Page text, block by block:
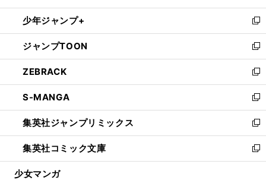
開
く
ウ
で
開
く
ン
ド
ウ
で
開
く
ウ
ィ
ン
ド
ウ
で
開
く
し
い
ウ
ィ
ン
ド
ウ
で
開
く
少年ジャンプ+
新
し
い
ウ
ィ
ン
ド
ウ
で
開
く
ジャンプTOON
新
し
い
ウ
ィ
ン
ド
ウ
で
開
ZEBRACK
新
し
い
ウ
ィ
ン
ド
ウ
S-MANGA
新
し
い
ウ
ィ
ン
集英社ジャンプリミックス
新
し
い
ウ
集英社コミック文庫
新
し
少女マンガ